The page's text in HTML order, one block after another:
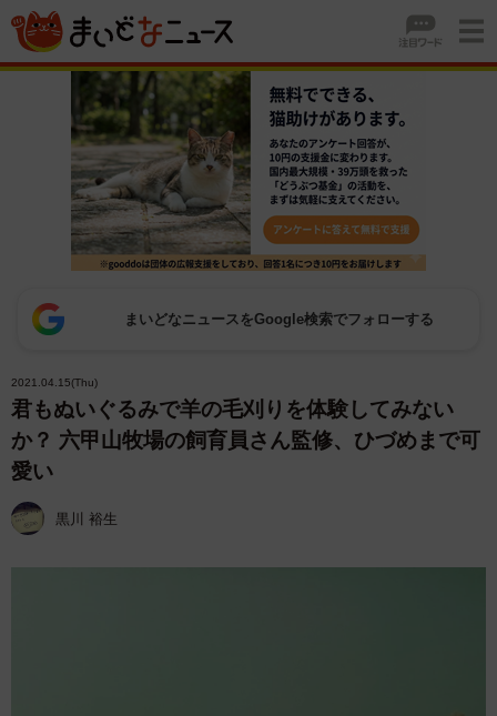
まいどなニュースをGoogle検索でフォローする
2021.04.15(Thu)
君もぬいぐるみで羊の毛刈りを体験してみない
か？ 六甲山牧場の飼育員さん監修、ひづめまで可
愛い
黒川 裕生